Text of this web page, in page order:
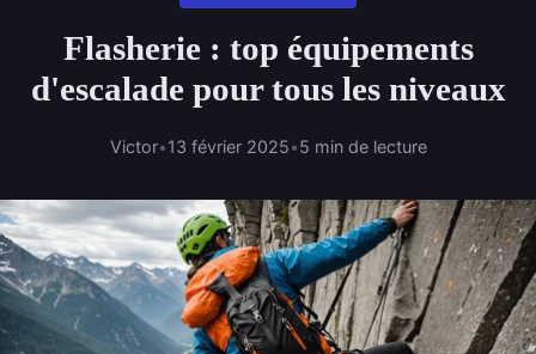
Flasherie : top équipements
d'escalade pour tous les niveaux
Victor•13 février 2025•5 min de lecture